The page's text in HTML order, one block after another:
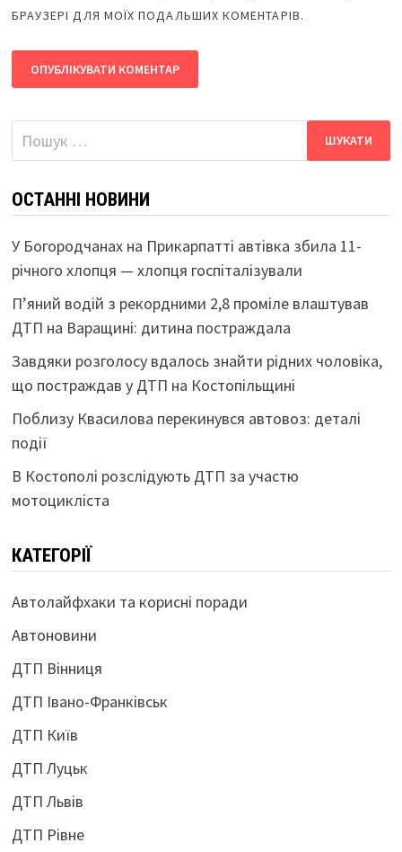
БРАУЗЕРІ ДЛЯ МОЇХ ПОДАЛЬШИХ КОМЕНТАРІВ.
Пошук:
ОСТАННІ НОВИНИ
У Богородчанах на Прикарпатті автівка збила 11-
річного хлопця — хлопця госпіталізували
П’яний водій з рекордними 2,8 проміле влаштував
ДТП на Варащині: дитина постраждала
Завдяки розголосу вдалось знайти рідних чоловіка,
що постраждав у ДТП на Костопільщині
Поблизу Квасилова перекинувся автовоз: деталі
події
В Костополі розслідують ДТП за участю
мотоцикліста
КАТЕГОРІЇ
Автолайфхаки та корисні поради
Автоновини
ДТП Вінниця
ДТП Івано-Франківськ
ДТП Київ
ДТП Луцьк
ДТП Львів
ДТП Рівне